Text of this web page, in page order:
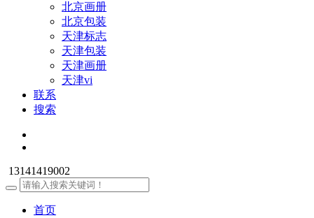
北京画册
北京包装
天津标志
天津包装
天津画册
天津vi
联系
搜索
13141419002
首页